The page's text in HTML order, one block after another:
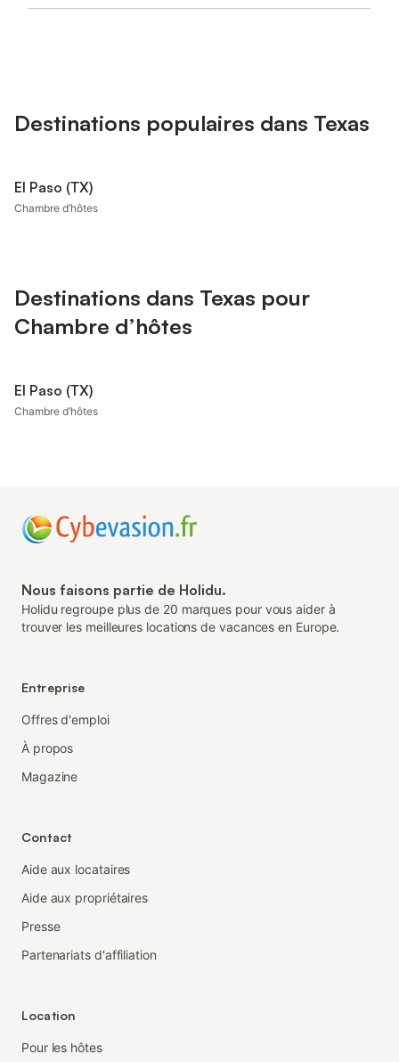
Destinations populaires dans Texas
El Paso (TX)
Chambre d’hôtes
Destinations dans Texas pour
Chambre d’hôtes
El Paso (TX)
Chambre d’hôtes
Nous faisons partie de Holidu.
Holidu regroupe plus de 20 marques pour vous aider à
trouver les meilleures locations de vacances en Europe.
Entreprise
Offres d'emploi
À propos
Magazine
Contact
Aide aux locataires
Aide aux propriétaires
Presse
Partenariats d'affiliation
Location
Pour les hôtes